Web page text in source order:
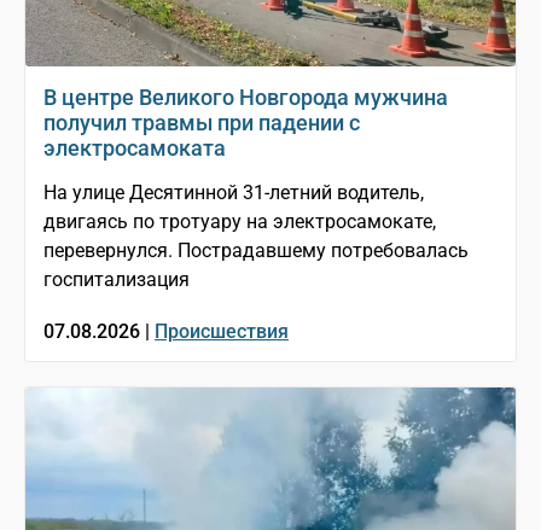
В центре Великого Новгорода мужчина
получил травмы при падении с
электросамоката
На улице Десятинной 31-летний водитель,
двигаясь по тротуару на электросамокате,
перевернулся. Пострадавшему потребовалась
госпитализация
07.08.2026 | Происшествия